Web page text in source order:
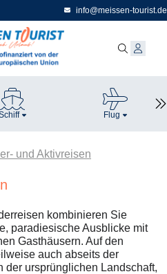
info@meissen-tourist.de
Flug
und Aktivreisen
kombinieren Sie
paradiesische Ausblicke mit
Gasthäusern. Auf den
auch abseits der
der ursprünglichen Landschaft,